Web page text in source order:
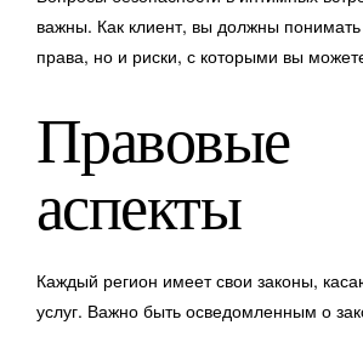
важны. Как клиент, вы должны понимать
права, но и риски, с которыми вы
Правовые
аспекты
Каждый регион имеет свои законы,
услуг. Важно быть осведомленным о